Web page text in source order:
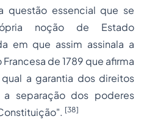
questão essencial que se
noção de Estado
em que assim assinala a
de 1789 que afirma
a garantia dos direitos
a separaçãodos poderes
[38]